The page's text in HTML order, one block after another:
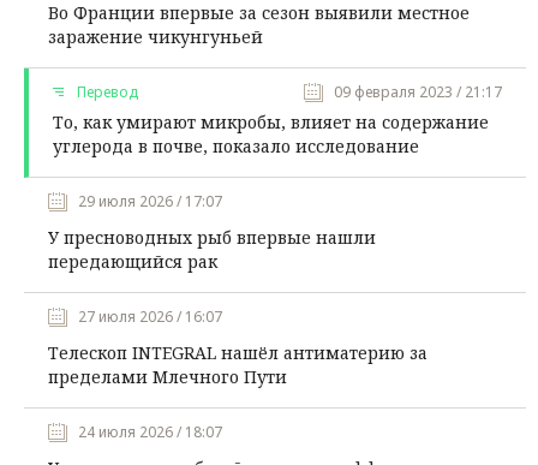
Во Франции впервые за сезон выявили местное
заражение чикунгуньей
Перевод 09 февраля 2023 / 21:17
То, как умирают микробы, влияет на содержание
углерода в почве, показало исследование
29 июля 2026 / 17:07
У пресноводных рыб впервые нашли
передающийся рак
27 июля 2026 / 16:07
Телескоп INTEGRAL нашёл антиматерию за
пределами Млечного Пути
24 июля 2026 / 18:07